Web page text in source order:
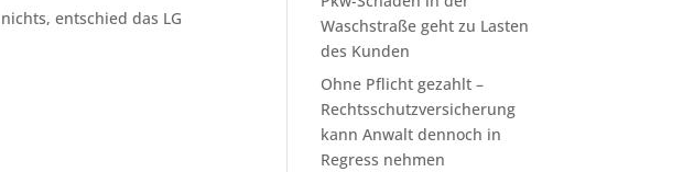
entschied das LG
Waschstraße geht zu Lasten
des Kunden
Ohne Pflicht gezahlt –
Rechtsschutzversicherung
kann Anwalt dennoch in
Regress nehmen